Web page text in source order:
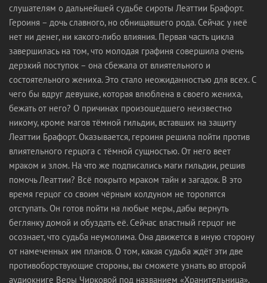
слушателям о дальнейшей судьбе сироты Леаттии Брафорт.
Героиня – дочь славного, но обнищавшего рода. Сейчас у неё
нет ни денег, ни какого-либо влияния. Первая часть цикла
завершилась на том, что молодая графиня совершила очень
дерзкий поступок – она сбежала от влиятельного и
состоятельного жениха. Это стало неожиданностью для всех. С
чего бы вдруг девушке, которая влюблена в своего жениха,
бежать от него? О причинах произошедшего неизвестно
никому, кроме магов тёмной гильдии, вставших на защиту
Леаттии Брафорт. Оказывается, героиня решила пойти против
влиятельного герцога с тёмной сущностью. От него веет
мраком и злом. На что же подписались маги гильдии, решив
помочь Леаттии? Всё покрыто мраком тайн и загадок. В это
время герцог со своим чёрным колдуном не торопятся
отступать. Он готов пойти на любые меры, дабы вернуть
беглянку домой и обуздать её. Сейчас властный герцог не
осознает, что судьба неумолима. Она движется в иную сторону
от намеченных им планов. О том, какая судьба ждёт эти две
противоборствующие стороны, вы сможете узнать во второй
аудиокниге Веры Чирковой под названием «Хранительница».